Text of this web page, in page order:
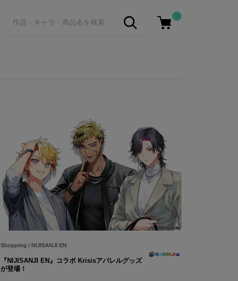
Shopping / NIJISANJI EN
『NIJISANJI EN』コラボ Krisisアパレルグッズ
が登場！